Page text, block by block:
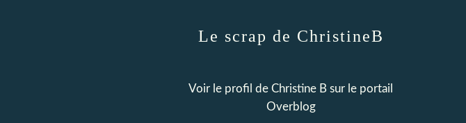
Le scrap de ChristineB
Voir le profil de Christine B sur le portail
Overblog